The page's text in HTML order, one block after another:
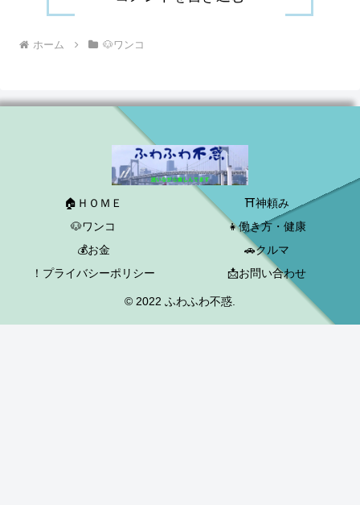
ホーム 🐶ワンコ
🏠ＨＯＭＥ
⛩神頼み
🐶ワンコ
👧働き方・健康
💰お金
🚗クルマ
！プライバシーポリシー
📩お問い合わせ
© 2022 ふわふわ不惑.